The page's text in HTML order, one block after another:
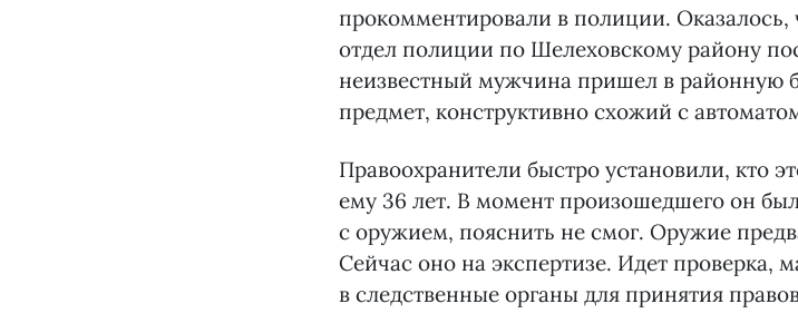
прокомментировали в полиции. Оказалось,
отдел полиции по Шелеховскому району
неизвестный мужчина пришел в районную
предмет, конструктивно схожий с
Правоохранители быстро установили, кто
ему 36 лет. В момент произошедшего он
с оружием, пояснить не смог. Оружие
Сейчас оно на экспертизе. Идет проверка,
в следственные органы для принятия